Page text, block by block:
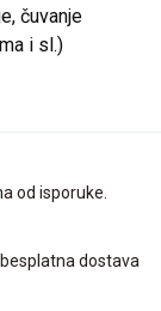
čuvanje
i sl.)
od isporuke.
dostava